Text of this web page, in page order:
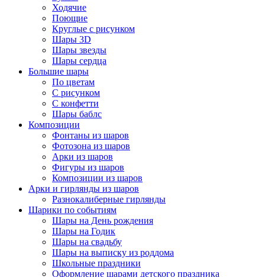
Ходячие
Поющие
Круглые с рисунком
Шары 3D
Шары звезды
Шары сердца
Большие шары
По цветам
С рисунком
С конфетти
Шары баблс
Композиции
Фонтаны из шаров
Фотозона из шаров
Арки из шаров
Фигуры из шаров
Композиции из шаров
Арки и гирлянды из шаров
Разнокалиберные гирлянды
Шарики по событиям
Шары на День рождения
Шары на Годик
Шары на свадьбу
Шары на выписку из роддома
Школьные праздники
Оформление шарами детского праздника